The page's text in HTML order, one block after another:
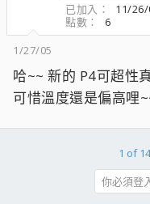
已加入
11/26/
點數
6
1/27/05
哈~~ 新的 P4可超性
可惜溫度還是偏高哩
1 of
你必須登